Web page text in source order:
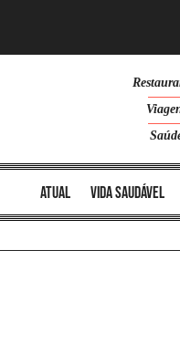
atual vida saudável